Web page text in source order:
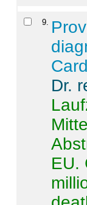
9
Dr.
EU.